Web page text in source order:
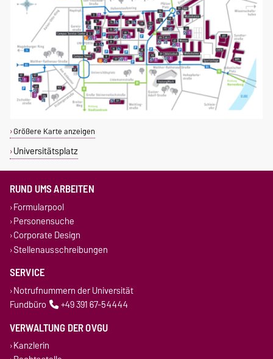
Größere Karte anzeigen
Universitätsplatz
RUND UMS ARBEITEN
Formularpool
Personensuche
Corporate Design
Stellenausschreibungen
SERVICE
Notrufnummern der Universität
Fundbüro
+49 391 67-54444
VERWALTUNG DER OVGU
Kanzlerin